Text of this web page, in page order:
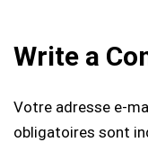
Write a
Votre adresse e-
obligatoires sont